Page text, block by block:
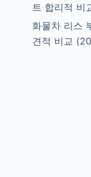
트 합리적 비
화물차 리스
견적 비교